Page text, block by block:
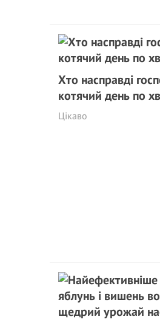
Хто насправді
котячий день по
Цікаво